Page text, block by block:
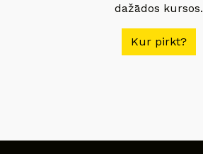
dažādos kursos.
Kur pirkt?